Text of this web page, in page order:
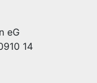
eG
14